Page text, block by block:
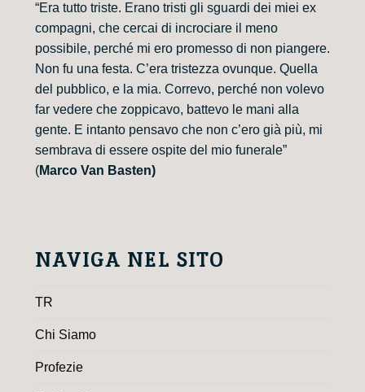
“Era tutto triste. Erano tristi gli sguardi dei miei ex
compagni, che cercai di incrociare il meno
possibile, perché mi ero promesso di non piangere.
Non fu una festa. C’era tristezza ovunque. Quella
del pubblico, e la mia. Correvo, perché non volevo
far vedere che zoppicavo, battevo le mani alla
gente. E intanto pensavo che non c’ero già più, mi
sembrava di essere ospite del mio funerale”
(Marco Van Basten)
NAVIGA NEL SITO
TR
Chi Siamo
Profezie